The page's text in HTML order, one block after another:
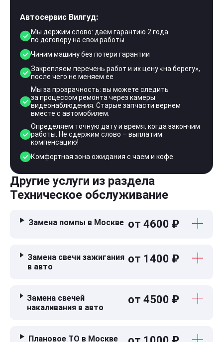
Автосервис Вилгуд:
Мы держим слово: даем гарантию 2 года
по договору на свои работы
Чиним машину без потери гарантии
Закрепляем перечень работ и их цену «на берегу»,
после чего не меняем ее
Мы за прозрачность: вы можете следить
за процессом ремонта через камеры
видеонаблюдения. Старые запчасти вернем
вместе с автомобилем.
Определяем точную дату и время, когда закончим
работы. Не сдержим слово – выплатим
компенсацию!
Комфортная зона ожидания с чаем и кофе
Другие услуги из раздела
Техническое обслуживание
Замена помпы в Москве от 4600 ₽
Замена свечи зажигания
в авто
от 1400 ₽
Замена свечей
накаливания в авто
от 4500 ₽
Плановое ТО в Москве